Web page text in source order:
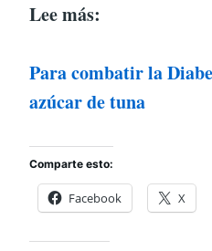
Lee más:
Para combatir la
azúcar de tuna
Comparte esto:
Facebook X